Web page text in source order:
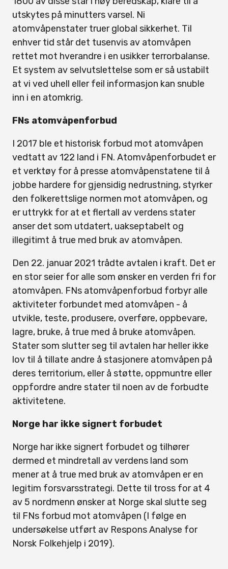
utskytes på minutters varsel. Ni
atomvåpenstater truer global sikkerhet. Til
enhver tid står det tusenvis av atomvåpen
rettet mot hverandre i en usikker terrorbalanse.
Et system av selvutslettelse som er så ustabilt
at vi ved uhell eller feil informasjon kan snuble
inn i en atomkrig.
FNs atomvåpenforbud
I 2017 ble et historisk forbud mot atomvåpen
vedtatt av 122 land i FN. Atomvåpenforbudet er
et verktøy for å presse atomvåpenstatene til å
jobbe hardere for gjensidig nedrustning, styrker
den folkerettslige normen mot atomvåpen, og
er uttrykk for at et flertall av verdens stater
anser det som utdatert, uakseptabelt og
illegitimt å true med bruk av atomvåpen.
Den 22. januar 2021 trådte avtalen i kraft. Det er
en stor seier for alle som ønsker en verden fri for
atomvåpen. FNs atomvåpenforbud forbyr alle
aktiviteter forbundet med atomvåpen - å
utvikle, teste, produsere, overføre, oppbevare,
lagre, bruke, å true med å bruke atomvåpen.
Stater som slutter seg til avtalen har heller ikke
lov til å tillate andre å stasjonere atomvåpen på
deres territorium, eller å støtte, oppmuntre eller
oppfordre andre stater til noen av de forbudte
aktivitetene.
Norge har ikke signert forbudet
Norge har ikke signert forbudet og tilhører
dermed et mindretall av verdens land som
mener at å true med bruk av atomvåpen er en
legitim forsvarsstrategi. Dette til tross for at 4
av 5 nordmenn ønsker at Norge skal slutte seg
til FNs forbud mot atomvåpen (I følge en
undersøkelse utført av Respons Analyse for
Norsk Folkehjelp i 2019).